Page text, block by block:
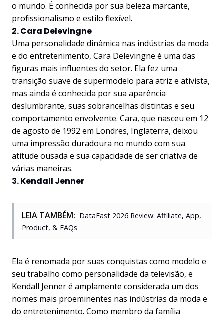
o mundo. É conhecida por sua beleza marcante,
profissionalismo e estilo flexível.
2. Cara Delevingne
Uma personalidade dinâmica nas indústrias da moda
e do entretenimento, Cara Delevingne é uma das
figuras mais influentes do setor. Ela fez uma
transição suave de supermodelo para atriz e ativista,
mas ainda é conhecida por sua aparência
deslumbrante, suas sobrancelhas distintas e seu
comportamento envolvente. Cara, que nasceu em 12
de agosto de 1992 em Londres, Inglaterra, deixou
uma impressão duradoura no mundo com sua
atitude ousada e sua capacidade de ser criativa de
várias maneiras.
3. Kendall Jenner
LEIA TAMBÉM: DataFast 2026 Review: Affiliate, App,
Product, & FAQs
Ela é renomada por suas conquistas como modelo e
seu trabalho como personalidade da televisão, e
Kendall Jenner é amplamente considerada um dos
nomes mais proeminentes nas indústrias da moda e
do entretenimento. Como membro da família